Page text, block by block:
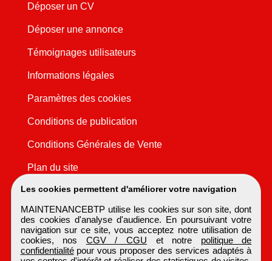
Les cookies permettent d'améliorer votre navigation
MAINTENANCEBTP utilise les cookies sur son site, dont
des cookies d'analyse d'audience. En poursuivant votre
navigation sur ce site, vous acceptez notre utilisation de
cookies, nos CGV / CGU et notre politique de
confidentialitépour vous proposer des services adaptés à
Déposer un CV
Déposer une annonce
Témoignages utilisateurs
Informations légales
Paramètres des cookies
Conditions de publication
Conditions Générales de Vente
Plan du site